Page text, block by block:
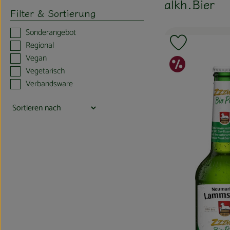
Filter & Sortierung
Sonderangebot
Regional
Vegan
Vegetarisch
Verbandsware
alkh.Bier
Produkt zu